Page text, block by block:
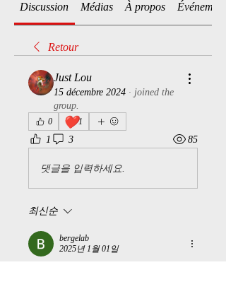
Discussion Médias À propos Événements
Retour
Just Lou
15 décembre 2024 · joined the
group.
0 ❤️1
1 3 85
댓글을 입력하세요.
최신순
bergelab
2025년 1월 01일